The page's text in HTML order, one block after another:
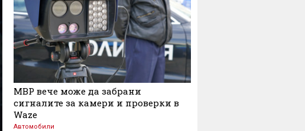
МВР вече може да забрани
сигналите за камери и проверки в
Waze
Автомобили